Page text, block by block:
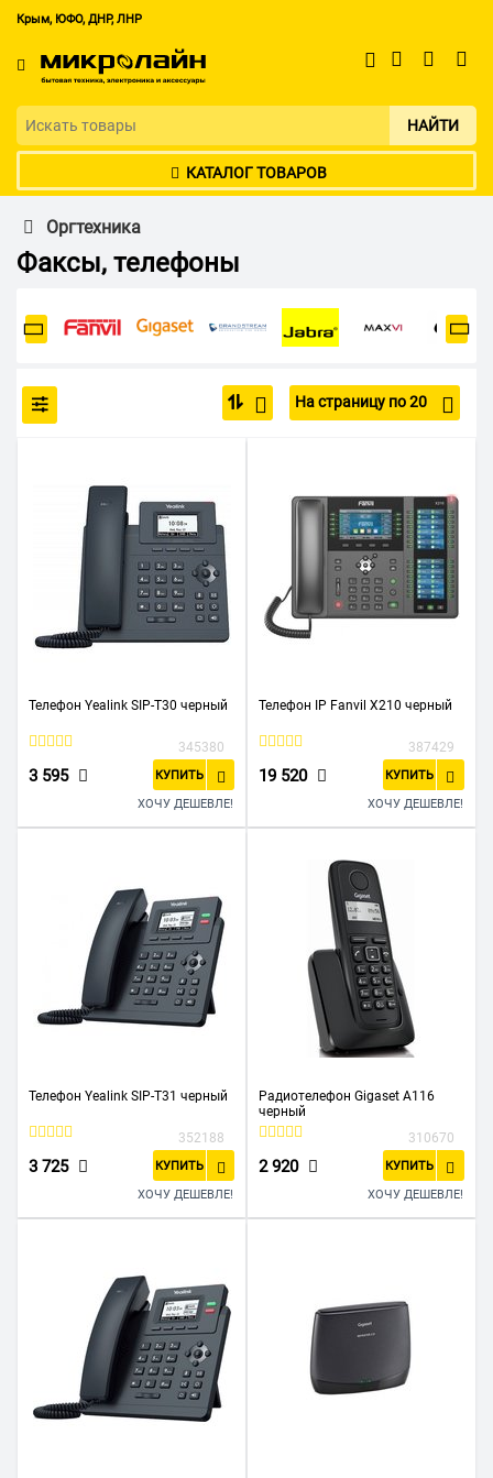
Крым, ЮФО, ДНР, ЛНР
НАЙТИ
КАТАЛОГ ТОВАРОВ
Оргтехника
Факсы, телефоны
На страницу по 20
Телефон Yealink SIP-T30 черный
345380
3 595 КУПИТЬ
ХОЧУ ДЕШЕВЛЕ!
Телефон IP Fanvil X210 черный
387429
19 520 КУПИТЬ
ХОЧУ ДЕШЕВЛЕ!
Телефон Yealink SIP-T31 черный
352188
3 725 КУПИТЬ
ХОЧУ ДЕШЕВЛЕ!
Радиотелефон Gigaset A116
черный
310670
2 920 КУПИТЬ
ХОЧУ ДЕШЕВЛЕ!